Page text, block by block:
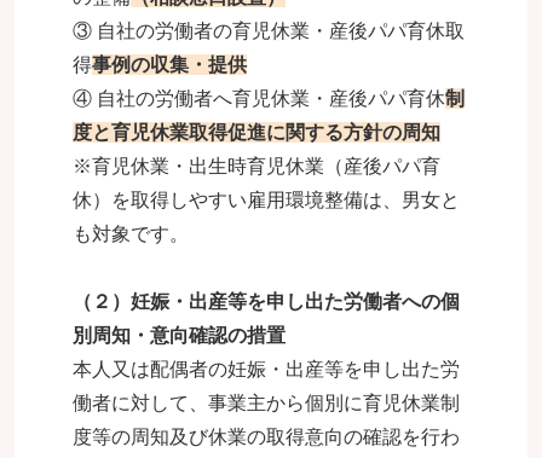
③ 自社の労働者の育児休業・産後パパ育休取
得事例の収集・提供
④ 自社の労働者へ育児休業・産後パパ育休制
度と育児休業取得促進に関する方針の周知
※育児休業・出生時育児休業（産後パパ育
休）を取得しやすい雇用環境整備は、男女と
も対象です。
（２）妊娠・出産等を申し出た労働者への個
別周知・意向確認の措置
本人又は配偶者の妊娠・出産等を申し出た労
働者に対して、事業主から個別に育児休業制
度等の周知及び休業の取得意向の確認を行わ